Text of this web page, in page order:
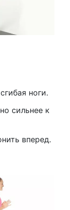
ноги.
сильнее к
вперед.